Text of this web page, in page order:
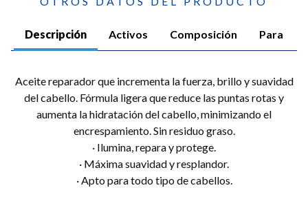
Descripción Activos Composición Para
Aceite reparador que incrementa la fuerza, brillo y suavidad
del cabello. Fórmula ligera que reduce las puntas rotas y
aumenta la hidratación del cabello, minimizando el
encrespamiento. Sin residuo graso.
· Ilumina, repara y protege.
· Máxima suavidad y resplandor.
· Apto para todo tipo de cabellos.